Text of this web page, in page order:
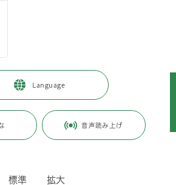
Language
音声読み上げ
標準 拡大
広報・報道 > 記者への情報提供
カネカ」が参加しました
発表）「さいたま市環境教育